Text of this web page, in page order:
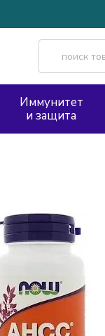
Иммунитет
и защита